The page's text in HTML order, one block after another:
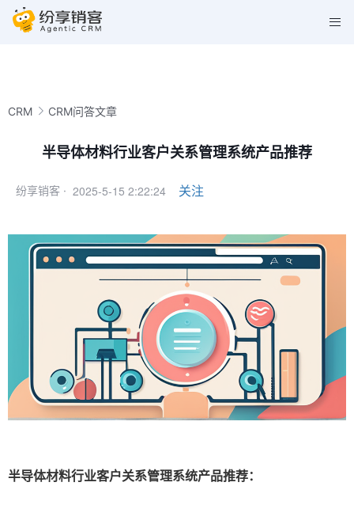
CRM CRM问答文章
半导体材料行业客户关系管理系统产品推荐
纷享销客 · 2025-5-15 2:22:24 关注
半导体材料行业客户关系管理系统产品推荐：